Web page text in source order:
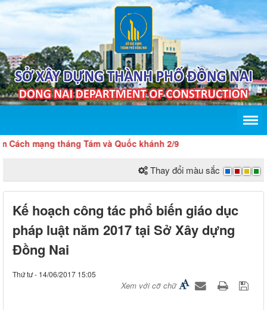
mạng tháng Tám và Quốc khánh 2/9
Thay đổi màu sắc
Kế hoạch công tác phổ biến giáo dục
pháp luật năm 2017 tại Sở Xây dựng
Đồng Nai
Thứ tư - 14/06/2017 15:05
Xem với cỡ chữ